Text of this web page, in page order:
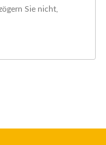
Sie nicht,